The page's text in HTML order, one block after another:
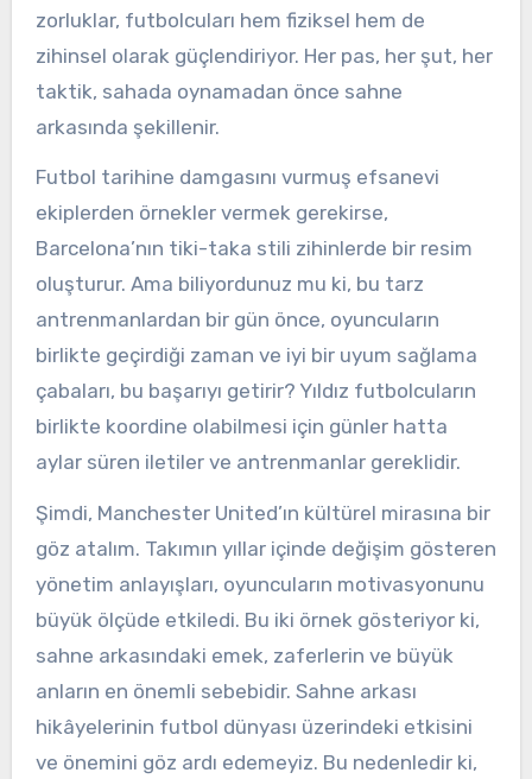
zorluklar, futbolcuları hem fiziksel hem de
zihinsel olarak güçlendiriyor. Her pas, her şut, her
taktik, sahada oynamadan önce sahne
arkasında şekillenir.
Futbol tarihine damgasını vurmuş efsanevi
ekiplerden örnekler vermek gerekirse,
Barcelona’nın tiki-taka stili zihinlerde bir resim
oluşturur. Ama biliyordunuz mu ki, bu tarz
antrenmanlardan bir gün önce, oyuncuların
birlikte geçirdiği zaman ve iyi bir uyum sağlama
çabaları, bu başarıyı getirir? Yıldız futbolcuların
birlikte koordine olabilmesi için günler hatta
aylar süren iletiler ve antrenmanlar gereklidir.
Şimdi, Manchester United’ın kültürel mirasına bir
göz atalım. Takımın yıllar içinde değişim gösteren
yönetim anlayışları, oyuncuların motivasyonunu
büyük ölçüde etkiledi. Bu iki örnek gösteriyor ki,
sahne arkasındaki emek, zaferlerin ve büyük
anların en önemli sebebidir. Sahne arkası
hikâyelerinin futbol dünyası üzerindeki etkisini
ve önemini göz ardı edemeyiz. Bu nedenledir ki,